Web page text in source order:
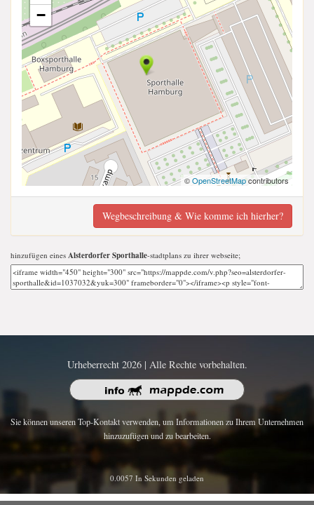
−
©OpenStreetMapcontributors
Wegbeschreibung & Wie komme ich hierher?
hinzufügen eines Alsterdorfer Sporthalle-stadtplans zu ihrer webseite;
Urheberrecht 2026 | Alle Rechte vorbehalten.
Sie können unseren Top-Kontakt verwenden, um Informationen zu Ihrem Unternehmen
hinzuzufügen und zu bearbeiten.
0.0057 In Sekunden geladen